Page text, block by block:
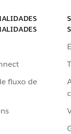
fluxo de